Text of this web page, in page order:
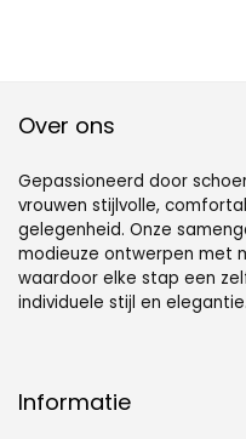
Over ons
Gepassioneerd door
vrouwen stijlvolle,
gelegenheid. Onze
modieuze ontwerpen met
waardoor elke stap een
individuele stijl en elegantie.
Informatie